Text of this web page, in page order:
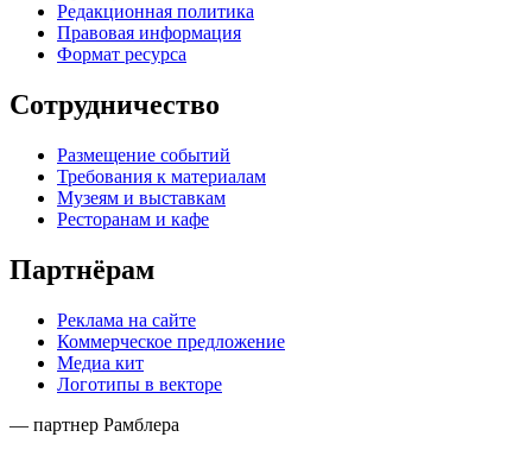
Редакционная политика
Правовая информация
Формат ресурса
Сотрудничество
Размещение событий
Требования к материалам
Музеям и выставкам
Ресторанам и кафе
Партнёрам
Реклама на сайте
Коммерческое предложение
Медиа кит
Логотипы в векторе
— партнер Рамблера